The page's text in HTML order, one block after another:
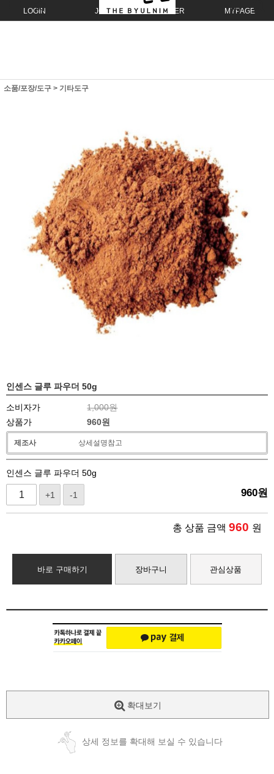
LOGIN JOIN ORDER MYPAGE
소품/포장/도구 > 기타도구
인센스 글루 파우더 50g
소비자가
1,000원
상품가
960원
제조사 상세설명참고
인센스 글루 파우더 50g
+1 -1 960원
총 상품 금액 960 원
바로 구매하기 장바구니 관심상품
확대보기
상세 정보를 확대해 보실 수 있습니다